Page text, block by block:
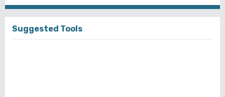
Suggested Tools